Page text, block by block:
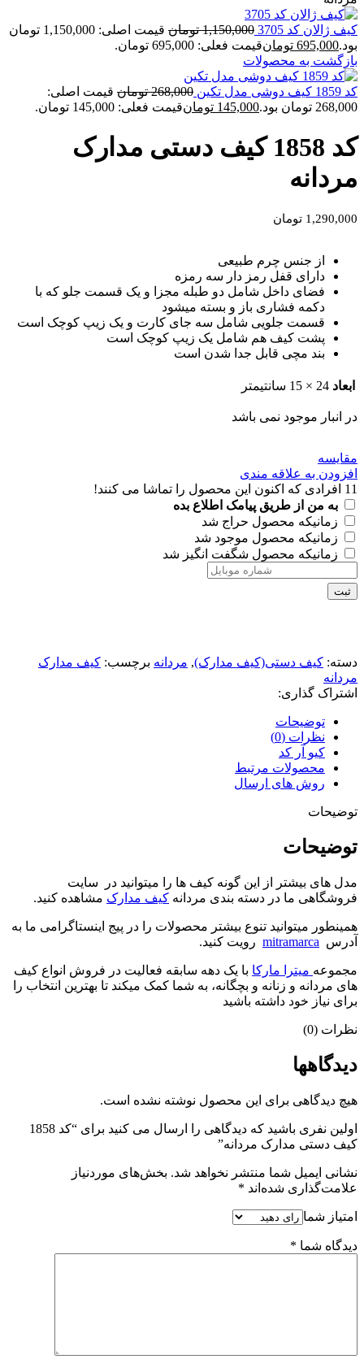
کیف ژالان کد 3705 1,150,000 تومان
قیمت اصلی: 1,150,000 تومان
بود.695,000 تومانقیمت فعلی: 695,000 تومان.
بازگشت به محصولات
کد 1859 کیف دوشی مدل تکین 268,000 تومان قیمت اصلی:
268,000 تومان بود.
145,000 تومانقیمت فعلی: 145,000 تومان.
کد 1858 کیف دستی مدارک
مردانه
1,290,000 تومان
از جنس چرم طبیعی
دارای قفل رمز دار سه رمزه
فضای داخل شامل دو طبله مجزا و یک قسمت جلو که با
دکمه فشاری باز و بسته میشود
قسمت جلویی شامل سه جای کارت و یک زیپ کوچک است
پشت کیف هم شامل یک زیپ کوچک است
بند مچی قابل جدا شدن است
ابعاد 24 × 15 سانتیمتر
در انبار موجود نمی باشد
مقايسه
افزودن به علاقه مندی
11 افرادی که اکنون این محصول را تماشا می کنند!
به من از طریق پیامک اطلاع بده
زمانیکه محصول حراج شد
زمانیکه محصول موجود شد
زمانیکه محصول شگفت انگیز شد
ثبت
دسته: کیف دستی(کیف مدارک), مردانه برچسب: کیف مدارک
مردانه
اشتراک گذاری:
توضیحات
نظرات (0)
کیو آر کد
محصولات مرتبط
روش های ارسال
توضیحات
توضیحات
مدل های بیشتر از این گونه کیف ها را میتوانید در سایت
فروشگاهی ما در دسته بندی مردانه کیف مدارک مشاهده کنید.
همینطور میتوانید تنوع بیشتر محصولات را در پیج اینستاگرامی ما به
آدرس mitramarca رویت کنید.
مجموعه میترا مارکا با یک دهه سابقه فعالیت در فروش انواع کیف
های مردانه و زنانه و بچگانه، به شما کمک میکند تا بهترین انتخاب را
برای نیاز خود داشته باشید
نظرات (0)
دیدگاهها
هیچ دیدگاهی برای این محصول نوشته نشده است.
اولین نفری باشید که دیدگاهی را ارسال می کنید برای “کد 1858
کیف دستی مدارک مردانه”
نشانی ایمیل شما منتشر نخواهد شد. بخش‌های موردنیاز
علامت‌گذاری شده‌اند *
امتیاز شما
دیدگاه شما *